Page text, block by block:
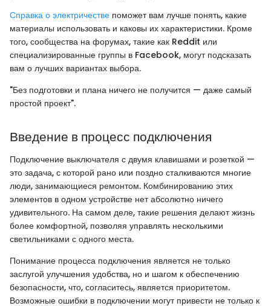
Справка о электричестве поможет вам лучше понять, какие
материалы использовать и каковы их характеристики. Кроме
того, сообщества на форумах, такие как Reddit или
специализированные группы в Facebook, могут подсказать
вам о лучших вариантах выбора.
"Без подготовки и плана ничего не получится — даже самый
простой проект".
Введение в процесс подключения
Подключение выключателя с двумя клавишами и розеткой —
это задача, с которой рано или поздно сталкиваются многие
люди, занимающиеся ремонтом. Комбинированию этих
элементов в одном устройстве нет абсолютно ничего
удивительного. На самом деле, такие решения делают жизнь
более комфортной, позволяя управлять несколькими
светильниками с одного места.
Понимание процесса подключения является не только
заслугой улучшения удобства, но и шагом к обеспечению
безопасности, что, согласитесь, является приоритетом.
Возможные ошибки в подключении могут привести не только к